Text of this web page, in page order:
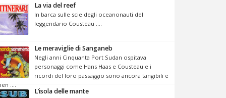
La via del reef
In barca sulle scie degli oceanonauti del
leggendario Cousteau ....
Le meraviglie di Sanganeb
Negli anni Cinquanta Port Sudan ospitava
personaggi come Hans Haas e Cousteau e i
ricordi del loro passaggio sono ancora tangibili e
....
L’isola delle mante